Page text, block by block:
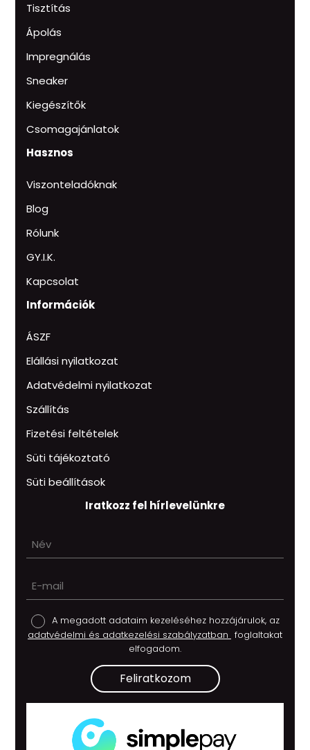
Tisztítás
Ápolás
Impregnálás
Sneaker
Kiegészítők
Csomagajánlatok
Hasznos
Viszonteladóknak
Blog
Rólunk
GY.I.K.
Kapcsolat
Információk
ÁSZF
Elállási nyilatkozat
Adatvédelmi nyilatkozat
Szállítás
Fizetési feltételek
Süti tájékoztató
Süti beállítások
Iratkozz fel hírlevelünkre
A megadott adataim kezeléséhez hozzájárulok, az
adatvédelmi és adatkezelési szabályzatban foglaltakat
elfogadom.
Feliratkozom